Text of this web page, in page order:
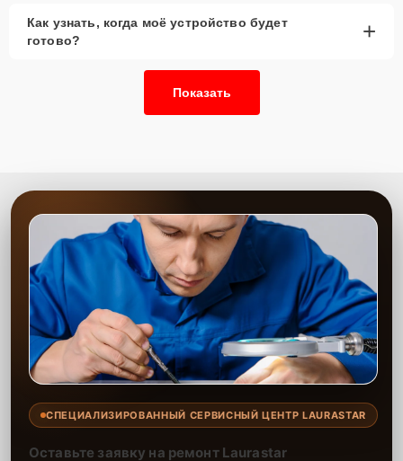
Как узнать, когда моё устройство будет
готово?
+
Показать
СПЕЦИАЛИЗИРОВАННЫЙ СЕРВИСНЫЙ ЦЕНТР LAURASTAR
Оставьте заявку на ремонт Laurastar